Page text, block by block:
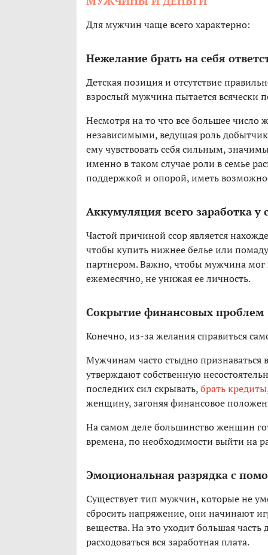
Для мужчин чаще всего характерно:
Нежелание брать на себя
Детская позиция и отсутствие
взрослый мужчина пытается всячески
Несмотря на то что все большее число
независимыми, ведущая роль
ему чувствовать себя сильным,
именно в таком случае роли в семье
поддержкой и опорой, иметь
Аккумуляция всего заработка у
Частой причиной ссор является
чтобы купить нижнее белье или
партнером. Важно, чтобы мужчина мог
ежемесячно, не унижая ее личность.
Сокрытие финансовых проблем
Конечно, из-за желания справиться
Мужчинам часто стыдно признаваться
утверждают собственную
последних сил скрывать,брать
женщину, загоняя финансовое
На самом деле большинство женщин
времена, по необходимости выйти на
Эмоциональная разрядка с
Существует тип мужчин, которые не
сбросить напряжение, они начинают
вещества. На это уходит большая
расходоваться вся заработная плата.